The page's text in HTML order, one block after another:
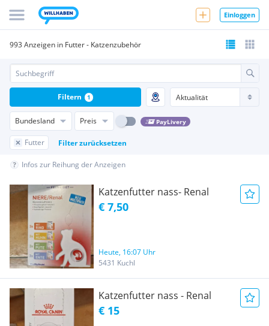
Einloggen
993 Anzeigen in Futter - Katzenzubehör
Bundesland Preis PayLivery
Futter Filter zurücksetzen
Filtern 1
Infos zur Reihung der Anzeigen
Katzenfutter nass- Renal
€ 7,50
Heute, 16:07 Uhr
5431 Kuchl
Katzenfutter nass - Renal
€ 15